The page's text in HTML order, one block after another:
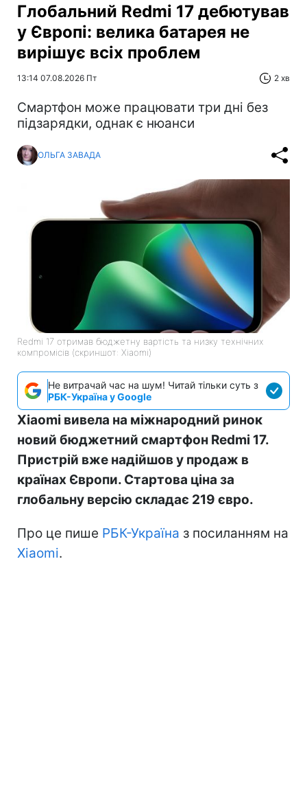
Глобальний Redmi 17 дебютував
у Європі: велика батарея не
вирішує всіх проблем
13:14 07.08.2026 Пт 2 хв
Смартфон може працювати три дні без
підзарядки, однак є нюанси
ОЛЬГА ЗАВАДА
Redmi 17 отримав бюджетну вартість та низку технічних
компромісів (скриншот: Xiaomi)
Не витрачай час на шум! Читай тільки суть з
РБК-Україна у Google
Xiaomi вивела на міжнародний ринок
новий бюджетний смартфон Redmi 17.
Пристрій вже надійшов у продаж в
країнах Європи. Стартова ціна за
глобальну версію складає 219 євро.
Про це пише РБК-Україна з посиланням на
Xiaomi.